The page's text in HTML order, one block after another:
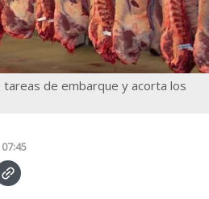
tareas de embarque y acorta los
07:45